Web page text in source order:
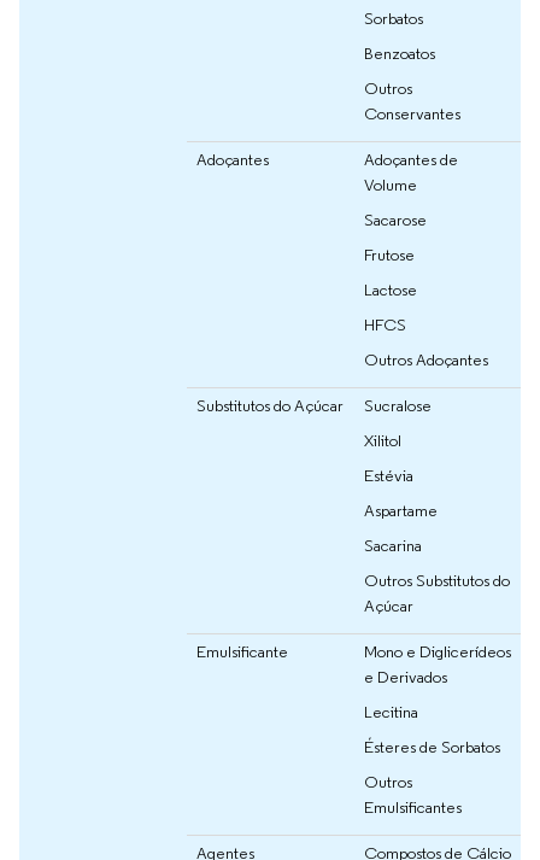
Sorbatos
Benzoatos
Outros
Conservantes
Adoçantes
Adoçantes de
Volume
Sacarose
Frutose
Lactose
HFCS
Outros Adoçantes
Substitutos do Açúcar
Sucralose
Xilitol
Estévia
Aspartame
Sacarina
Outros Substitutos do
Açúcar
Emulsificante
Mono e Diglicerídeos
e Derivados
Lecitina
Ésteres de Sorbatos
Outros
Emulsificantes
Agentes Compostos de Cálcio